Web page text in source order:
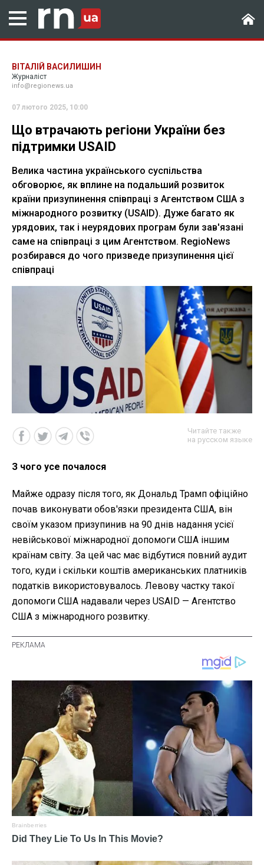
ВІТАЛІЙ ВАСИЛИШИН
Журналіст
info@regionews.ua
07 лютого 2025, 10:00
Що втрачають регіони України без
підтримки USAID
Велика частина українського суспільства
обговорює, як вплине на подальший розвиток
країни призупинення співпраці з Агентством США з
міжнародного розвитку (USAID). Дуже багато як
урядових, так і неурядових програм були зав'язані
саме на співпраці з цим Агентством. RegioNews
розбирався до чого призведе призупинення цієї
співпраці
Читайте также
на русском языке
З чого усе почалося
Майже одразу після того, як Дональд Трамп офіційно
почав виконувати обов'язки президента США, він
своїм указом призупинив на 90 днів надання усієї
невійськової міжнародної допомоги США іншим
країнам світу. За цей час має відбутися повний аудит
того, куди і скільки коштів американських платників
податків використовувалось. Левову частку такої
допомоги США надавали через USAID — Агентство
США з міжнародного розвитку.